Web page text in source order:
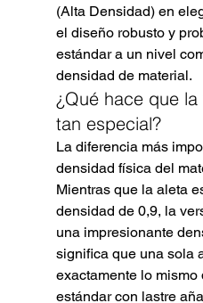
(Alta Densidad) en
el diseño robusto y
estándar a un nivel
densidad de material.
¿Qué hace que
tan especial?
La diferencia más
densidad física del
Mientras que la aleta
densidad de 0,9, la
una impresionante
significa que una sola
exactamente lo mismo
estándar con lastre